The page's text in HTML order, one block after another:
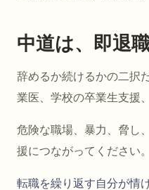
中道は、即退
辞めるか続けるかの二択
業医、学校の卒業生支援
危険な職場、暴力、脅し
援につながってください
転職を繰り返す自分が情